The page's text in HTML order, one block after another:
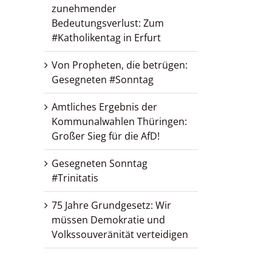
zunehmender
Bedeutungsverlust: Zum
#Katholikentag in Erfurt
Von Propheten, die betrügen:
Gesegneten #Sonntag
Amtliches Ergebnis der
Kommunalwahlen Thüringen:
Großer Sieg für die AfD!
Gesegneten Sonntag
#Trinitatis
75 Jahre Grundgesetz: Wir
müssen Demokratie und
Volkssouveränität verteidigen